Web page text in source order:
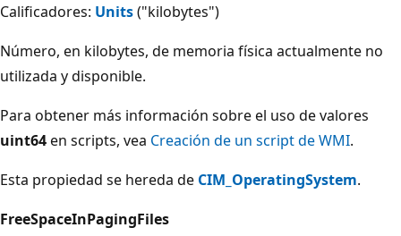
Calificadores: Units("kilobytes")
Número, en kilobytes, de memoria física actualmente no
utilizada y disponible.
Para obtener más información sobre el uso de valores
uint64en scripts, vea Creación de un script de WMI.
Esta propiedad se hereda de CIM_OperatingSystem.
FreeSpaceInPagingFiles